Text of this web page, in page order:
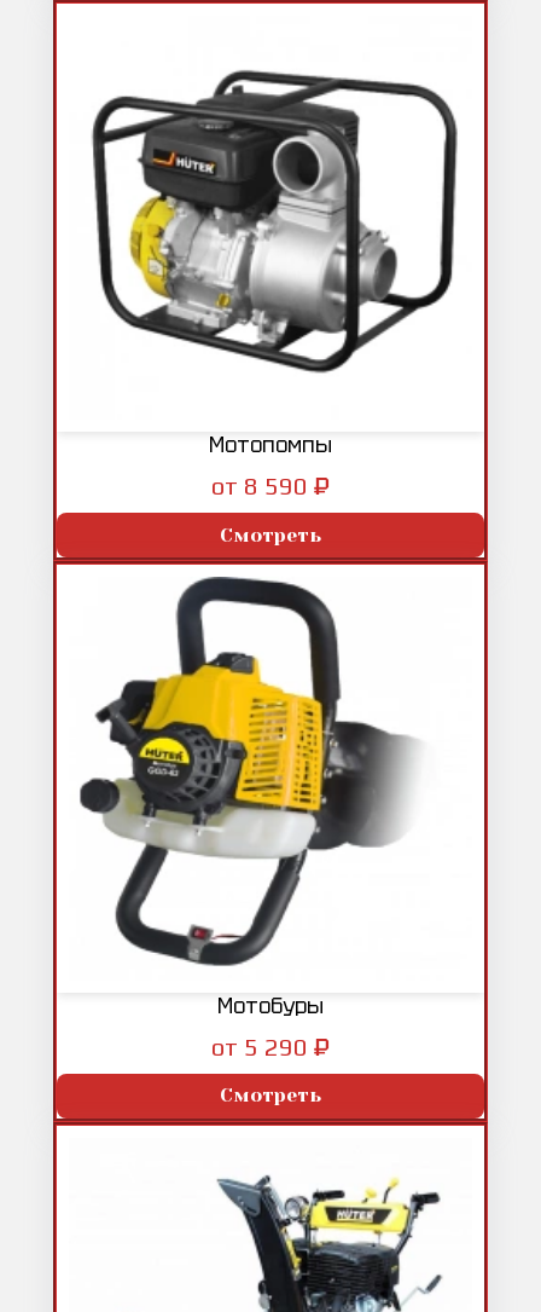
Мотопомпы
от 8 590 ₽
Смотреть
Мотобуры
от 5 290 ₽
Смотреть